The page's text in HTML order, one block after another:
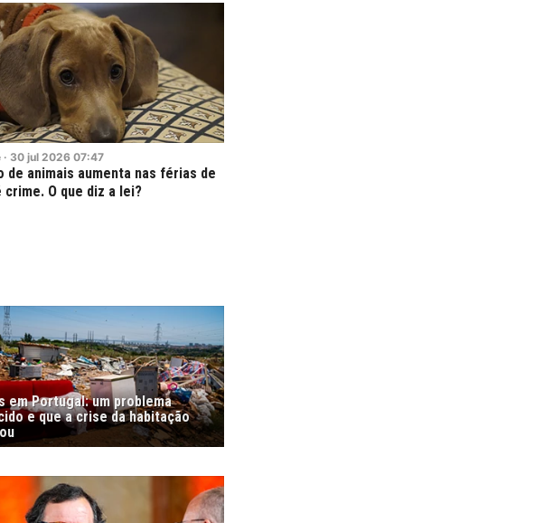
· 30 jul 2026 07:47
de animais aumenta nas férias de
crime. O que diz a lei?
em Portugal: um problema
e que a crise da habitação